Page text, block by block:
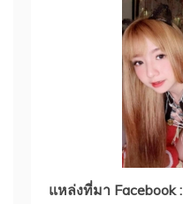
แหล่งที่มา Facebook :